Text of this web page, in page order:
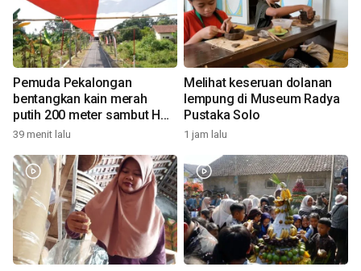
Pemuda Pekalongan
bentangkan kain merah
putih 200 meter sambut HUT
RI
39 menit lalu
Melihat keseruan dolanan
lempung di Museum Radya
Pustaka Solo
1 jam lalu